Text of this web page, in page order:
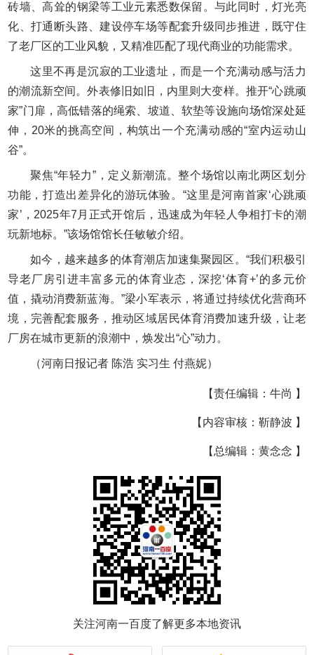
砖墙、高耸的钢梁等工业元素悉数保留。与此同时，灯光亮
化、打通断头路、建设停车场等配套升级同步推进，既守住
了老厂区的工业风貌，又精准匹配了现代商业的功能需求。
这里不再是沉寂的工业遗址，而是一个充满动感与活力
的潮流新空间。外表修旧如旧，内里则大变样。推开“心跳顽
家”门扉，高低错落的绳索、坡道、软垫等设施向场馆深处延
伸，20米的挑高空间，构筑出一个充满动感的“室内运动山
谷”。
聚焦“年轻力”，定义新潮流。整个场馆以南北两区划分
功能，打造出差异化的游玩体验。“这里是河南首家‘心跳顽
家’，2025年7月正式开馆后，迅速成为年轻人争相打卡的潮
玩新地标。”该场馆馆长任敏敏介绍。
如今，越来越多的体育潮店加速集聚园区。“我们积极引
导老厂房引进丰富多元的体育业态，深挖‘体育+’的多元价
值，撬动消费新蓝海。”梁小军表示，将通过持续优化营商环
境，完善配套服务，推动区域居民体育消费加速升级，让老
厂房在城市更新的浪潮中，焕发出“心”动力。
（河南日报记者 陈浩 实习生 付燕妮）
【责任编辑：牛尚 】
【内容审核：靳静波 】
【总编辑：黄念念 】
关注河南一百度了解更多本地资讯